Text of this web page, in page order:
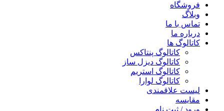
فروشگاه
وبلاگ
تماس با ما
درباره ما
کاتالوگ ها
کاتالوگ پنتاکس
کاتالوگ دیزل ساز
کاتالوگ استریم
کاتالوگ لوارا
لیست علاقمندی
مقایسه